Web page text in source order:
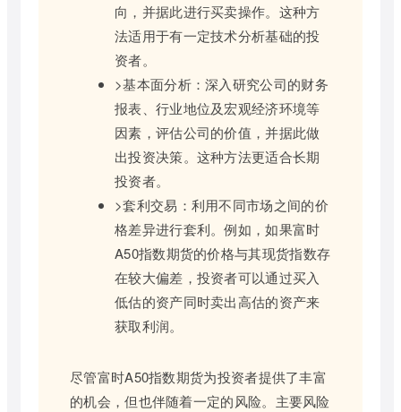
向，并据此进行买卖操作。这种方
法适用于有一定技术分析基础的投
资者。
>基本面分析：深入研究公司的财务
报表、行业地位及宏观经济环境等
因素，评估公司的价值，并据此做
出投资决策。这种方法更适合长期
投资者。
>套利交易：利用不同市场之间的价
格差异进行套利。例如，如果富时
A50指数期货的价格与其现货指数存
在较大偏差，投资者可以通过买入
低估的资产同时卖出高估的资产来
获取利润。
尽管富时A50指数期货为投资者提供了丰富
的机会，但也伴随着一定的风险。主要风险